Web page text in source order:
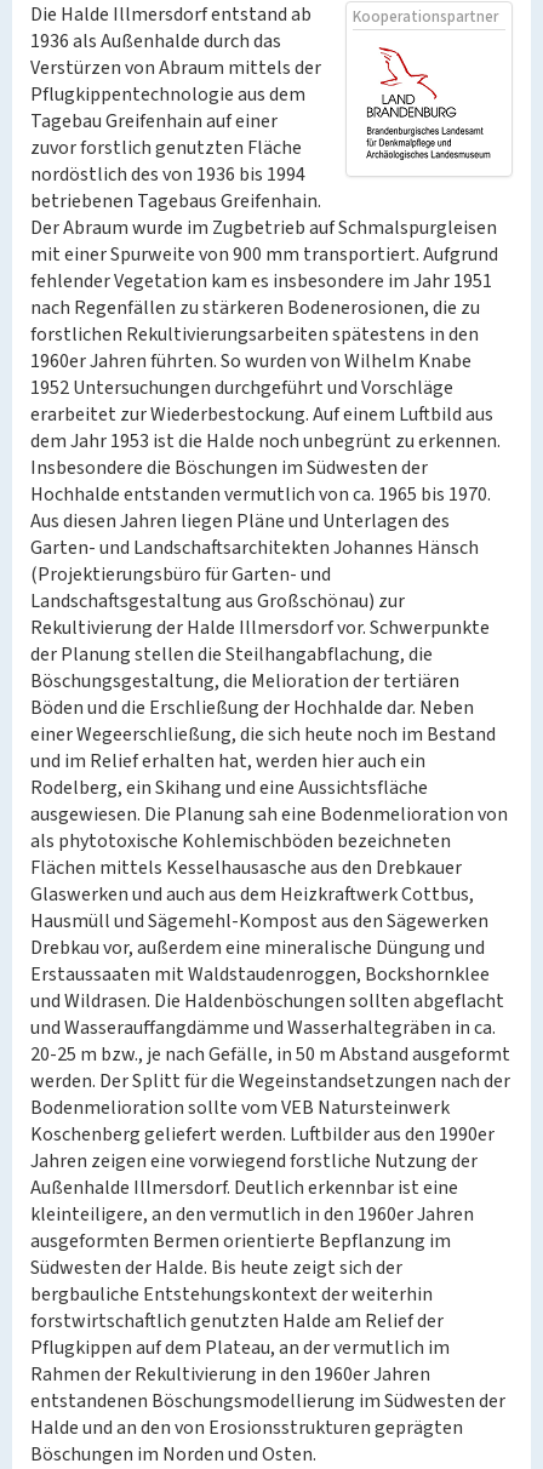
Kooperationspartner
Die Halde Illmersdorf entstand ab
1936 als Außenhalde durch das
Verstürzen von Abraum mittels der
Pflugkippentechnologie aus dem
Tagebau Greifenhain auf einer
zuvor forstlich genutzten Fläche
nordöstlich des von 1936 bis 1994
betriebenen Tagebaus Greifenhain.
Der Abraum wurde im Zugbetrieb auf Schmalspurgleisen
mit einer Spurweite von 900 mm transportiert. Aufgrund
fehlender Vegetation kam es insbesondere im Jahr 1951
nach Regenfällen zu stärkeren Bodenerosionen, die zu
forstlichen Rekultivierungsarbeiten spätestens in den
1960er Jahren führten. So wurden von Wilhelm Knabe
1952 Untersuchungen durchgeführt und Vorschläge
erarbeitet zur Wiederbestockung. Auf einem Luftbild aus
dem Jahr 1953 ist die Halde noch unbegrünt zu erkennen.
Insbesondere die Böschungen im Südwesten der
Hochhalde entstanden vermutlich von ca. 1965 bis 1970.
Aus diesen Jahren liegen Pläne und Unterlagen des
Garten- und Landschaftsarchitekten Johannes Hänsch
(Projektierungsbüro für Garten- und
Landschaftsgestaltung aus Großschönau) zur
Rekultivierung der Halde Illmersdorf vor. Schwerpunkte
der Planung stellen die Steilhangabflachung, die
Böschungsgestaltung, die Melioration der tertiären
Böden und die Erschließung der Hochhalde dar. Neben
einer Wegeerschließung, die sich heute noch im Bestand
und im Relief erhalten hat, werden hier auch ein
Rodelberg, ein Skihang und eine Aussichtsfläche
ausgewiesen. Die Planung sah eine Bodenmelioration von
als phytotoxische Kohlemischböden bezeichneten
Flächen mittels Kesselhausasche aus den Drebkauer
Glaswerken und auch aus dem Heizkraftwerk Cottbus,
Hausmüll und Sägemehl-Kompost aus den Sägewerken
Drebkau vor, außerdem eine mineralische Düngung und
Erstaussaaten mit Waldstaudenroggen, Bockshornklee
und Wildrasen. Die Haldenböschungen sollten abgeflacht
und Wasserauffangdämme und Wasserhaltegräben in ca.
20-25 m bzw., je nach Gefälle, in 50 m Abstand ausgeformt
werden. Der Splitt für die Wegeinstandsetzungen nach der
Bodenmelioration sollte vom VEB Natursteinwerk
Koschenberg geliefert werden. Luftbilder aus den 1990er
Jahren zeigen eine vorwiegend forstliche Nutzung der
Außenhalde Illmersdorf. Deutlich erkennbar ist eine
kleinteiligere, an den vermutlich in den 1960er Jahren
ausgeformten Bermen orientierte Bepflanzung im
Südwesten der Halde. Bis heute zeigt sich der
bergbauliche Entstehungskontext der weiterhin
forstwirtschaftlich genutzten Halde am Relief der
Pflugkippen auf dem Plateau, an der vermutlich im
Rahmen der Rekultivierung in den 1960er Jahren
entstandenen Böschungsmodellierung im Südwesten der
Halde und an den von Erosionsstrukturen geprägten
Böschungen im Norden und Osten.